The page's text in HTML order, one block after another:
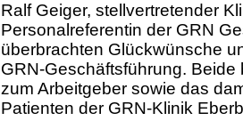
Ralf Geiger, stellvertretender
Personalreferentin der GRN
überbrachten Glückwünsche
GRN-Geschäftsführung.
zum Arbeitgeber sowie das
Patienten der GRN-Klinik